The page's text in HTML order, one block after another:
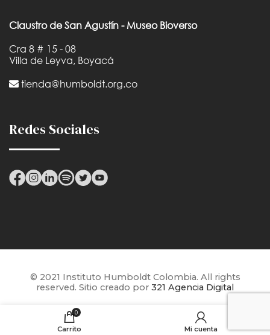
Claustro de San Agustín - Museo Bioverso
Cra 8 # 15 - 08
Villa de Leyva, Boyacá
tienda@humboldt.org.co
Redes Sociales
© 2021 Instituto Humboldt Colombia. All rights
reserved. Sitio creado por 321 Agencia Digital
0
Carrito Mi cuenta